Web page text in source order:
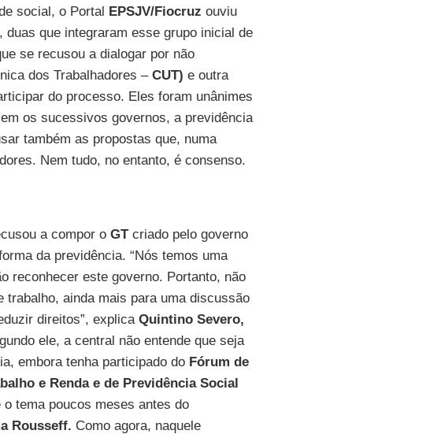
social, o Portal EPSJV/Fiocruz ouviu
que integraram esse grupo inicial de
se recusou a dialogar por não
dos Trabalhadores – CUT) e outra
do processo. Eles foram unânimes
os sucessivos governos, a previdência
também as propostas que, numa
Nem tudo, no entanto, é consenso.
a compor o GTcriado pelo governo
da previdência. “Nós temos uma
reconhecer este governo. Portanto, não
trabalho, ainda mais para uma discussão
direitos”, explica Quintino Severo,
ele, a central não entende que seja
embora tenha participado do Fórum de
e Renda e de Previdência Social
tema poucos meses antes do
Rousseff. Como agora, naquele